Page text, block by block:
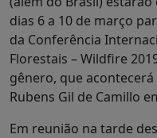
dias 6 a 10 de março
da Conferência
Florestais – Wildfire
gênero, que
Rubens Gil de Camillo
Em reunião na tarde